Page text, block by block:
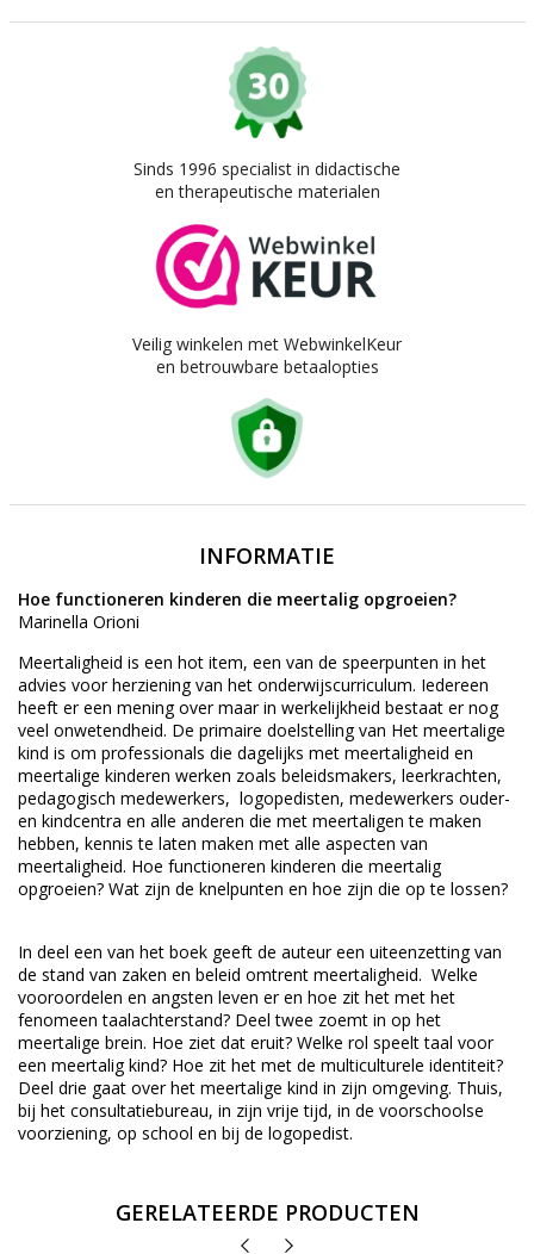
Sinds 1996 specialist in didactische
en therapeutische materialen
Veilig winkelen met WebwinkelKeur
en betrouwbare betaalopties
INFORMATIE
Hoe functioneren kinderen die meertalig opgroeien?
Marinella Orioni
Meertaligheid is een hot item, een van de speerpunten in het
advies voor herziening van het onderwijscurriculum. Iedereen
heeft er een mening over maar in werkelijkheid bestaat er nog
veel onwetendheid. De primaire doelstelling van Het meertalige
kind is om professionals die dagelijks met meertaligheid en
meertalige kinderen werken zoals beleidsmakers, leerkrachten,
pedagogisch medewerkers, logopedisten, medewerkers ouder-
en kindcentra en alle anderen die met meertaligen te maken
hebben, kennis te laten maken met alle aspecten van
meertaligheid. Hoe functioneren kinderen die meertalig
opgroeien? Wat zijn de knelpunten en hoe zijn die op te lossen?
In deel een van het boek geeft de auteur een uiteenzetting van
de stand van zaken en beleid omtrent meertaligheid. Welke
vooroordelen en angsten leven er en hoe zit het met het
fenomeen taalachterstand? Deel twee zoemt in op het
meertalige brein. Hoe ziet dat eruit? Welke rol speelt taal voor
een meertalig kind? Hoe zit het met de multiculturele identiteit?
Deel drie gaat over het meertalige kind in zijn omgeving. Thuis,
bij het consultatiebureau, in zijn vrije tijd, in de voorschoolse
voorziening, op school en bij de logopedist.
GERELATEERDE PRODUCTEN